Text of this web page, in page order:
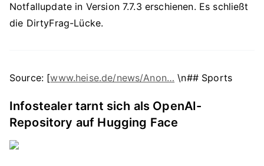
Notfallupdate in Version 7.7.3 erschienen. Es schließt
die DirtyFrag-Lücke.
Source: [www.heise.de/news/Anon… \n## Sports
Infostealer tarnt sich als OpenAI-
Repository auf Hugging Face